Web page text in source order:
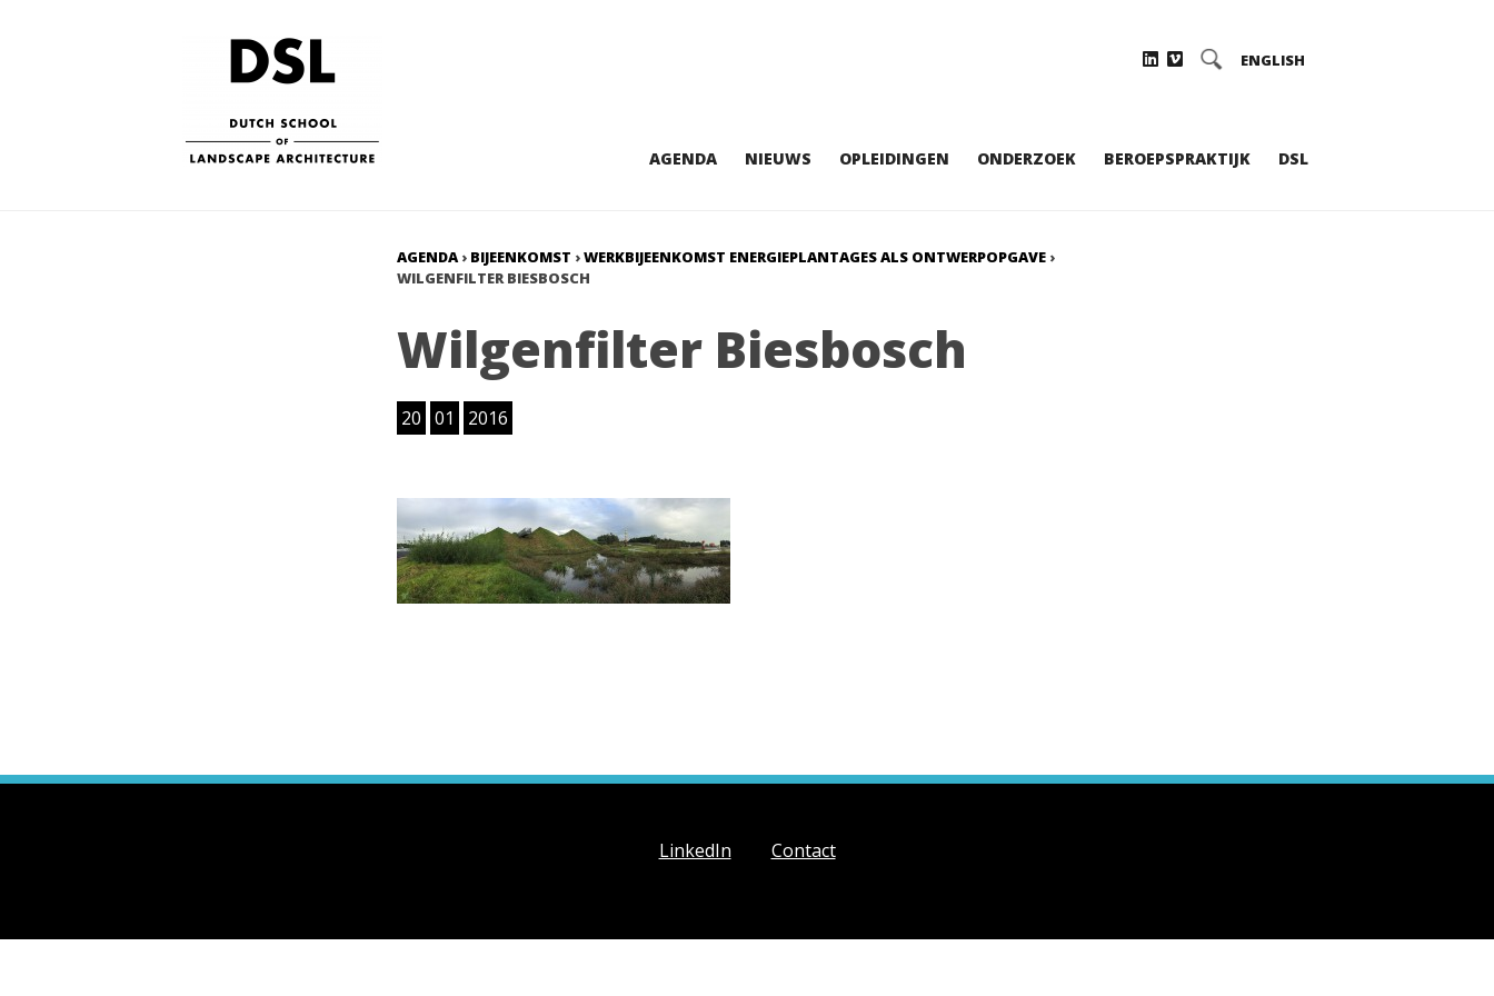
ENGLISH
AGENDA NIEUWS OPLEIDINGEN ONDERZOEK BEROEPSPRAKTIJK DSL
AGENDA› BIJEENKOMST ›WERKBIJEENKOMST ENERGIEPLANTAGES ALS ONTWERPOPGAVE ›
WILGENFILTER BIESBOSCH
Wilgenfilter Biesbosch
20 01 2016
LinkedIn Contact